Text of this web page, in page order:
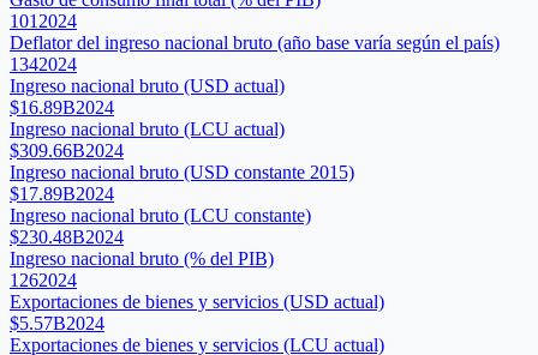
101 2024
Deflator del ingreso nacional bruto (año base varía según el país)
1342024
Ingreso nacional bruto (USD actual)
$16.89B2024
Ingreso nacional bruto (LCU actual)
$309.66B2024
Ingreso nacional bruto (USD constante 2015)
$17.89B2024
Ingreso nacional bruto (LCU constante)
$230.48B2024
Ingreso nacional bruto (% del PIB)
1262024
Exportaciones de bienes y servicios (USD actual)
$5.57B2024
Exportaciones de bienes y servicios (LCU actual)